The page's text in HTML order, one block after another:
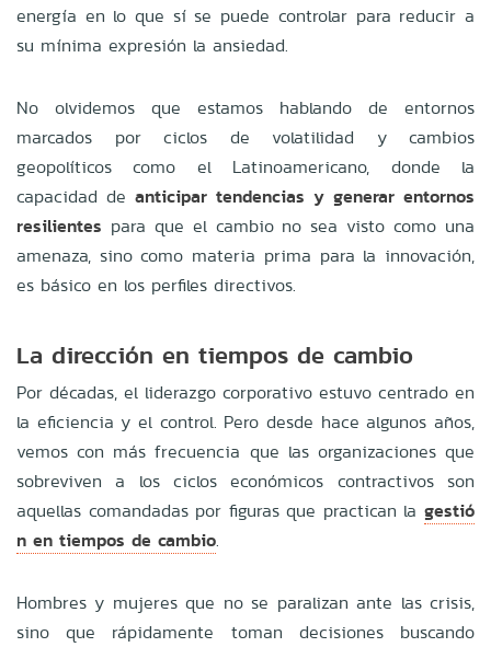
energía en lo que sí se puede controlar para reducir a
su mínima expresión la ansiedad.
No olvidemos que estamos hablando de entornos
marcados por ciclos de volatilidad y cambios
geopolíticos como el Latinoamericano, donde la
capacidad de anticipar tendencias y generar entornos
resilientes para que el cambio no sea visto como una
amenaza, sino como materia prima para la innovación,
es básico en los perfiles directivos.
La dirección en tiempos de cambio
Por décadas, el liderazgo corporativo estuvo centrado en
la eficiencia y el control. Pero desde hace algunos años,
vemos con más frecuencia que las organizaciones que
sobreviven a los ciclos económicos contractivos son
aquellas comandadas por figuras que practican la gestió
n en tiempos de cambio.
Hombres y mujeres que no se paralizan ante las crisis,
sino que rápidamente toman decisiones buscando